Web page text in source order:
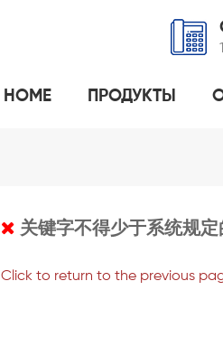
HOME ПРОДУКТЫ
关键字不得少于系统规定
Click to return to the previous